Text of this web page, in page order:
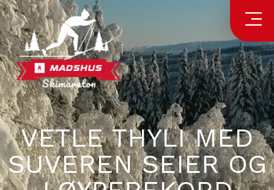
VETLE THYLI MED
SUVEREN SEIER OG